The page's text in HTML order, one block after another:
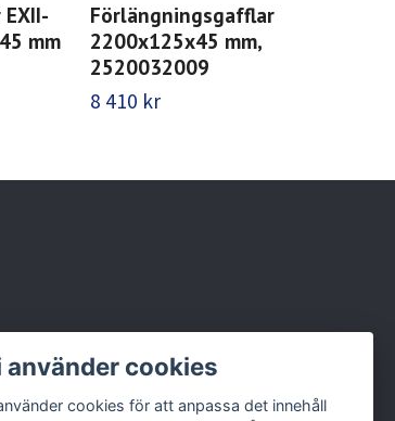
mm
Förlängningsgafflar
2200x125x45 mm,
2520032009
8 410 kr
använder cookies
cookies för att anpassa det innehåll